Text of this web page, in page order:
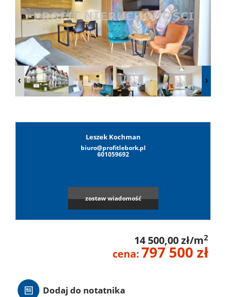
Lokale
Hale
Hale
Leaflet
Leszek Kochman
biuro@profitlebork.pl
601059692
zostaw wiadomość
14 500,00 zł/m2
cena:797 500 zł
Dodaj do notatnika